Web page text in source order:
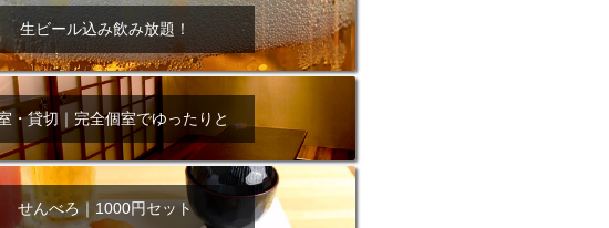
ディ（給料日）
野菜巻き串
ー 屋富祖地区
ジンギスカン
生け簀 獺祭 イタリアン
古島駅周辺
ぶ パクチー 炉端焼き
ふぐ料理
SEA
バイキング（ビュッフェ）
日本そば 冬限定メニュー
おでん
ミアムフライデー
牛串焼き
生ビール込み飲み放題！
・貸切｜完全個室でゆったりと
せんべろ｜1000円セット